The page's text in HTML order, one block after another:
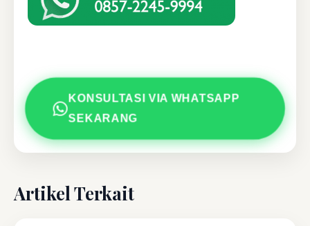
KONSULTASI VIA WHATSAPP
SEKARANG
Artikel Terkait